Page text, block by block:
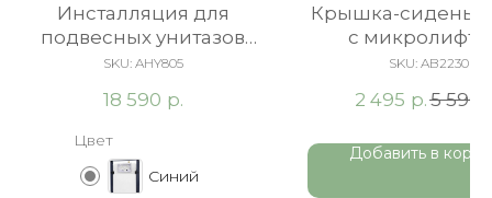
Инсталляция для
подвесных унитазов
ARROW AHY805
SKU: AHY805
18 590 р.
Цвет
Синий
Крышка-сиденье
c
SKU: AB2230
2 495 р.5 590
Добавить в